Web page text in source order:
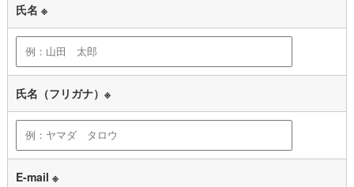
氏名 ※
氏名（フリガナ）※
E-mail ※